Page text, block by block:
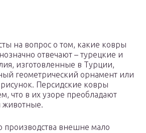
на вопрос о том, какие ковры
отвечают – турецкие и
изготовленные в Турции,
геометрический орнамент или
Персидские ковры
что в их узоре преобладают
животные.
внешне мало